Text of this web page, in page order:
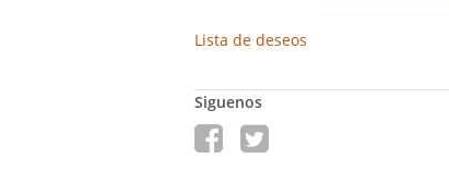
Lista de deseos
Siguenos